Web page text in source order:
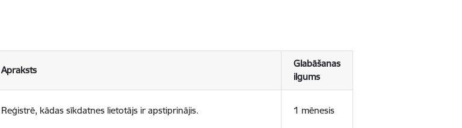
Apraksts
Glabāšanas
ilgums
Reģistrē, kādas sīkdatnes lietotājs ir apstiprinājis. 1 mēnesis